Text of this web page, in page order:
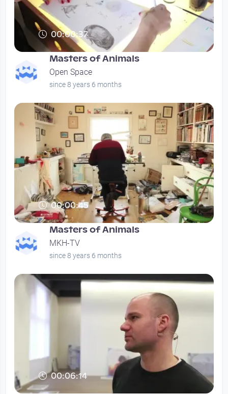
00:00:37
Masters of Animals
Open Space
since 8 years 6 months
00:00:45
Masters of Animals
MKH-TV
since 8 years 6 months
00:06:14